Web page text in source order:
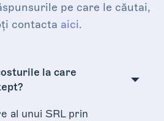
pe care le căutai,
contacta aici.
la care
al unui SRL prin